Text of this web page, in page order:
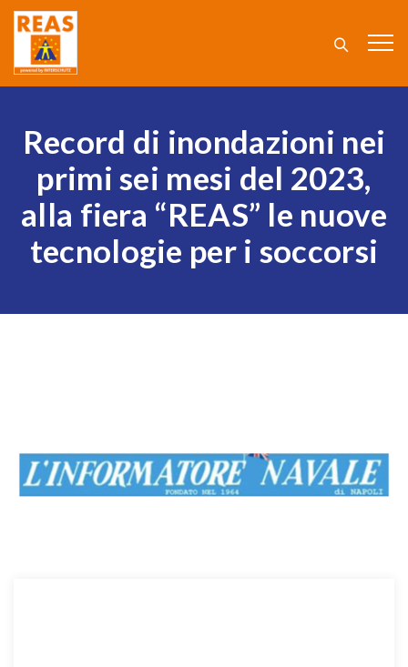
Record di inondazioni nei
primi sei mesi del 2023,
alla fiera “REAS” le nuove
tecnologie per i soccorsi